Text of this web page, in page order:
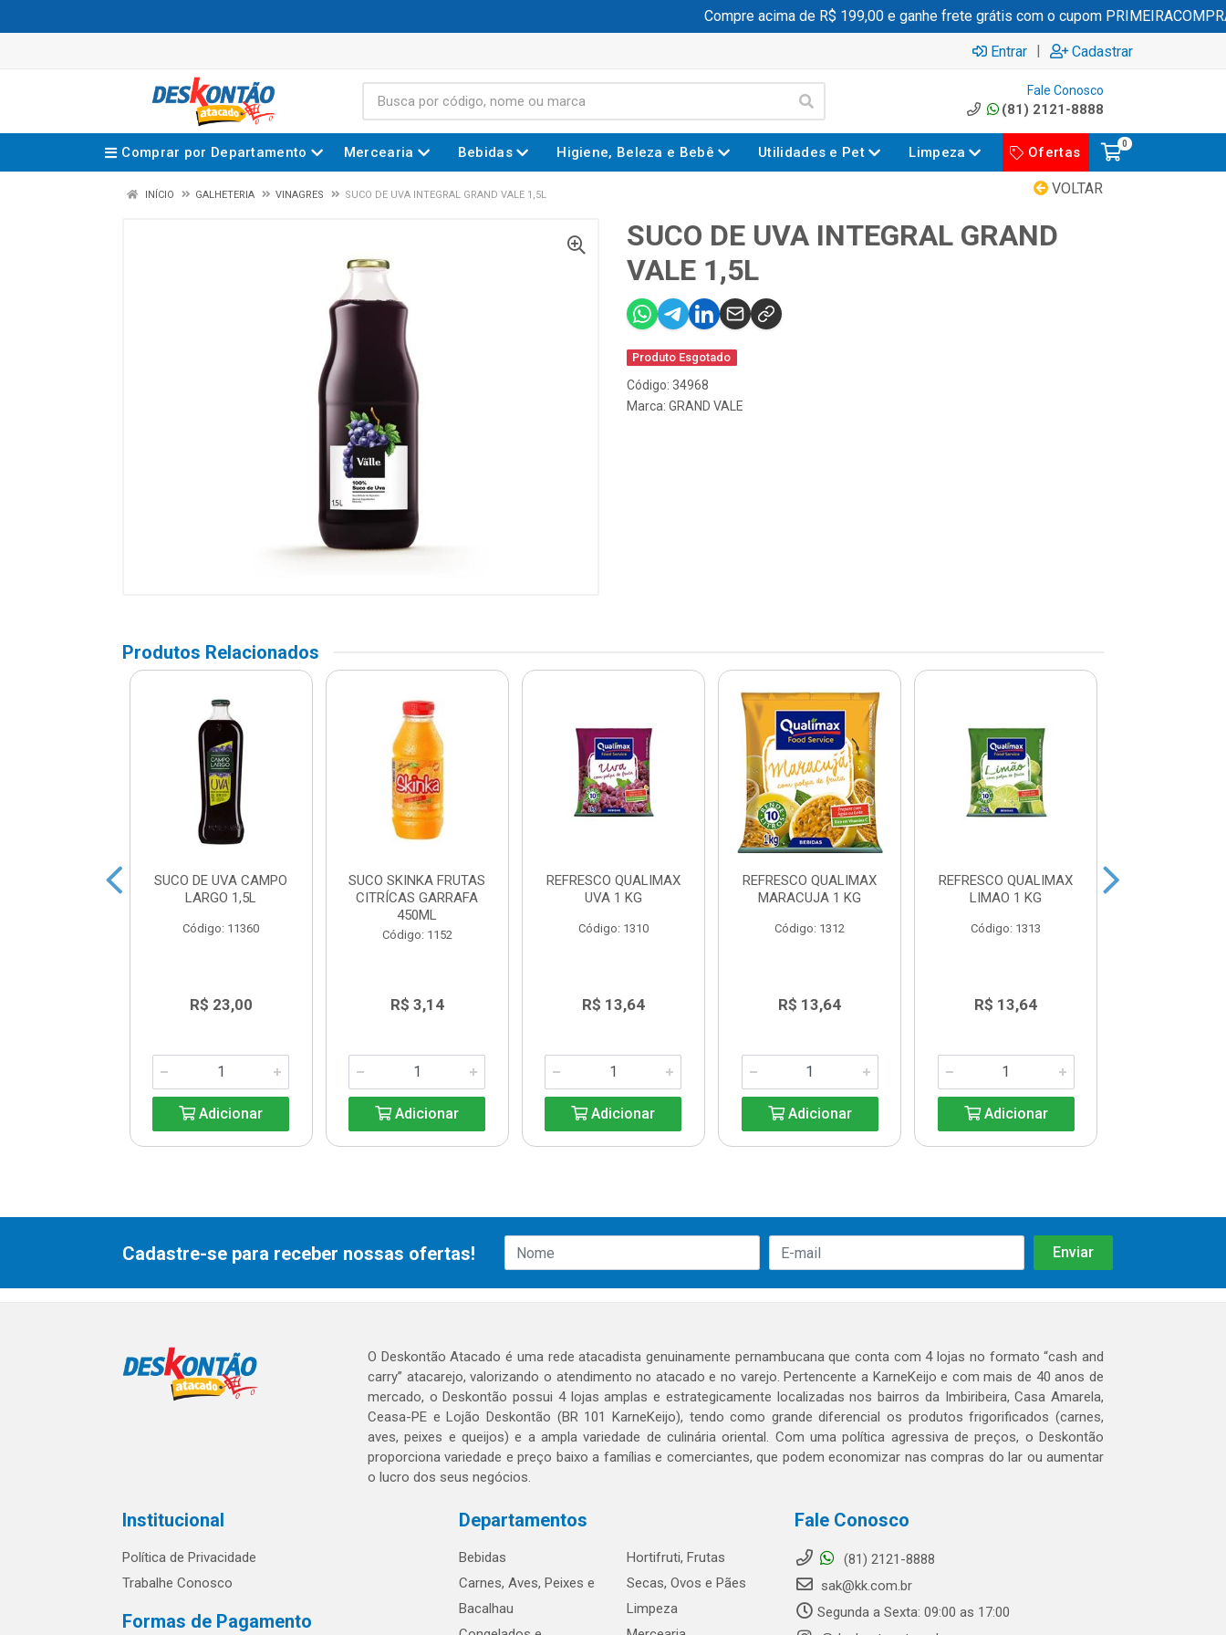
Compre acima de R$ 199,00 e ganhe frete grátis com o cupom PRIMEIRACOMPRA
Entrar | Cadastrar
Fale Conosco
(81) 2121-8888
Comprar por Departamento Mercearia Bebidas Higiene, Beleza e Bebê Utilidades e Pet Limpeza Ofertas
0
VOLTAR
INÍCIO GALHETERIA VINAGRES SUCO DE UVA INTEGRAL GRAND VALE 1,5L
SUCO DE UVA INTEGRAL GRAND
VALE 1,5L
Produto Esgotado
Código: 34968
Marca: GRAND VALE
Produtos Relacionados
SUCO DE UVA CAMPO
LARGO 1,5L
Código: 11360
R$ 23,00
Adicionar
SUCO SKINKA FRUTAS
CITRÍCAS GARRAFA
450ML
Código: 1152
R$ 3,14
Adicionar
REFRESCO QUALIMAX
UVA 1 KG
Código: 1310
R$ 13,64
Adicionar
REFRESCO QUALIMAX
MARACUJA 1 KG
Código: 1312
R$ 13,64
Adicionar
REFRESCO QUALIMAX
LIMAO 1 KG
Código: 1313
R$ 13,64
Adicionar
Cadastre-se para receber nossas ofertas!
O Deskontão Atacado é uma rede atacadista genuinamente pernambucana que conta com 4 lojas no formato “cash and
carry” atacarejo, valorizando o atendimento no atacado e no varejo. Pertencente a KarneKeijo e com mais de 40 anos de
mercado, o Deskontão possui 4 lojas amplas e estrategicamente localizadas nos bairros da Imbiribeira, Casa Amarela,
Ceasa-PE e Lojão Deskontão (BR 101 KarneKeijo), tendo como grande diferencial os produtos frigorificados (carnes,
aves, peixes e queijos) e a ampla variedade de culinária oriental. Com uma política agressiva de preços, o Deskontão
proporciona variedade e preço baixo a famílias e comerciantes, que podem economizar nas compras do lar ou aumentar
o lucro dos seus negócios.
Institucional
Política de Privacidade
Trabalhe Conosco
Formas de Pagamento
Departamentos
Bebidas
Carnes, Aves, Peixes e
Bacalhau
Hortifruti, Frutas
Secas, Ovos e Pães
Limpeza
Fale Conosco
(81) 2121-8888
sak@kk.com.br
Segunda a Sexta: 09:00 as 17:00